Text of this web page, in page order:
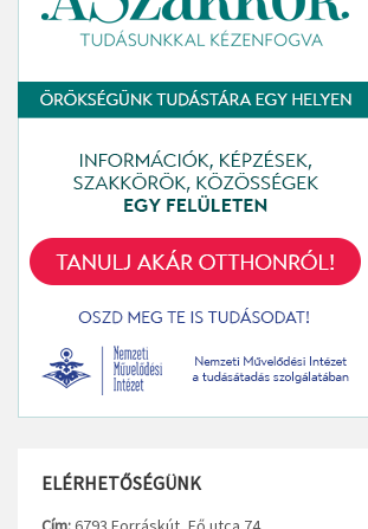
ELÉRHETŐSÉGÜNK